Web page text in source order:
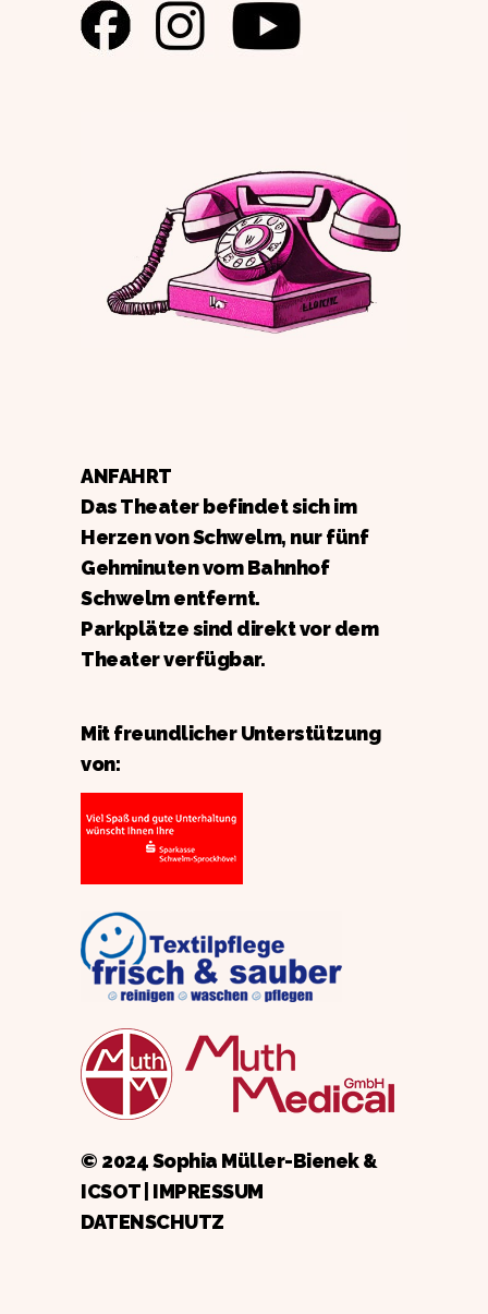
ANFAHRT
Das Theater befindet sich im
Herzen von Schwelm, nur fünf
Gehminuten vom Bahnhof
Schwelm entfernt.
Parkplätze sind direkt vor dem
Theater verfügbar.
Mit freundlicher Unterstützung
von:
© 2024 Sophia Müller-Bienek &
ICSOT| IMPRESSUM
DATENSCHUTZ